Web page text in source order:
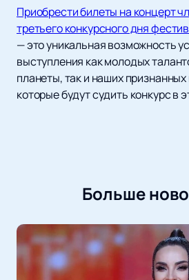
Приобрести билеты на концерт
третьего конкурсного дня
— это уникальная возможность
выступления как молодых
планеты, так и наших
которые будут судить конкурс в
Больше